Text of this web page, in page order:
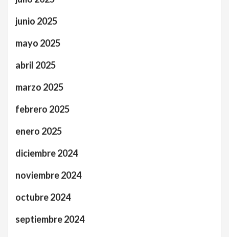
junio 2025
mayo 2025
abril 2025
marzo 2025
febrero 2025
enero 2025
diciembre 2024
noviembre 2024
octubre 2024
septiembre 2024